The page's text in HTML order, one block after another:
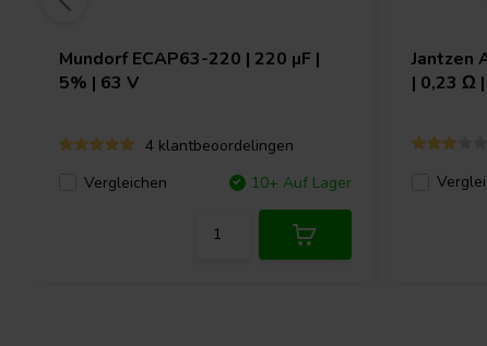
MundorfECAP63-220 | 220 µF |
5% | 63 V
4 klantbeoordelingen
Vergleichen
10+ Auf Lager
Jantzen
| 0,23 Ω